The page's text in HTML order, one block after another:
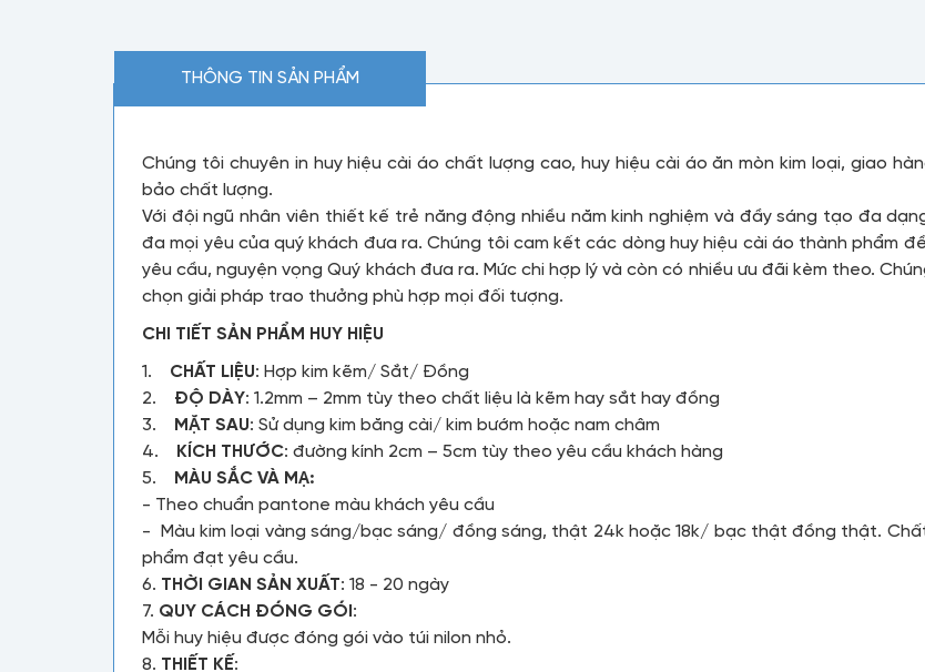
THÔNG TIN SẢN PHẨM
Chúng tôi chuyên in huy hiệu cài áo chất lượng cao, huy hiệu cài áo ăn mòn kim loại, giao
bảo chất lượng.
Với đội ngũ nhân viên thiết kế trẻ năng động nhiều năm kinh nghiệm và đầy sáng tạo đa
đa mọi yêu của quý khách đưa ra. Chúng tôi cam kết các dòng huy hiệu cài áo thành phẩm
yêu cầu, nguyện vọng Quý khách đưa ra. Mức chi hợp lý và còn có nhiều ưu đãi kèm theo.
chọn giải pháp trao thưởng phù hợp mọi đối tượng.
CHI TIẾT SẢN PHẨM HUY HIỆU
1. CHẤT LIỆU: Hợp kim kẽm/ Sắt/ Đồng
2.
ĐỘ DÀY: 1.2mm – 2mm tùy theo chất liệu là kẽm hay sắt hay đồng
3.
MẶT SAU: Sử dụng kim băng cài/ kim bướm hoặc nam châm
4.
KÍCH THƯỚC: đường kính 2cm – 5cm tùy theo yêu cầu khách hàng
5.
MÀU SẮC VÀ MẠ:
- Theo chuẩn pantone màu khách yêu cầu
- Màu kim loại vàng sáng/bạc sáng/ đồng sáng, thật 24k hoặc 18k/ bạc thật đồng thật. Chất
phẩm đạt yêu cầu.
6. THỜI GIAN SẢN XUẤT: 18 - 20 ngày
7. QUY CÁCH ĐÓNG GÓI :
Mỗi huy hiệu được đóng gói vào túi nilon nhỏ.
8. THIẾT KẾ: